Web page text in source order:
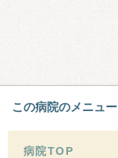
この病院のメニュー
病院TOP